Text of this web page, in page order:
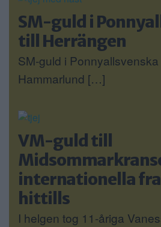
SM-guld i
till Herrängen
SM-guld i
Hammarlund […]
VM-guld till
internationella
hittills
I helgen tog 11-åriga